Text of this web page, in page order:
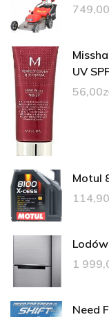
749,00
UV
56,00
Motul
114,90
1
Need